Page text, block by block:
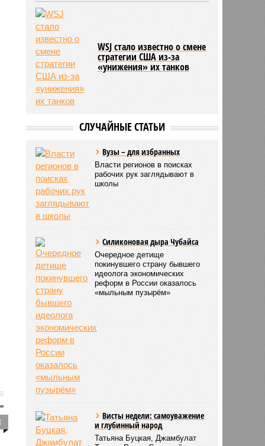
WSJ стало известно о смене
стратегии США из-за
«унижения» их танков
СЛУЧАЙНЫЕ СТАТЬИ
Вузы – для избранных
Власти регионов в поисках
рабочих рук заглядывают в
школы
Силиконовая дыра Чубайса
Очередное детище
покинувшего страну бывшего
идеолога экономических
реформ в России оказалось
«мыльным пузырём»
Висты недели: самоуважение
и глубинный народ
Татьяна Буцкая, Джамбулат